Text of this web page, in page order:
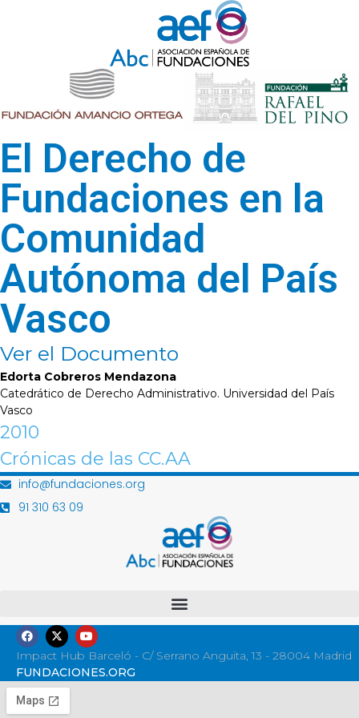
El Derecho de
Fundaciones en la
Comunidad
Autónoma del País
Vasco
Ver el Documento
Edorta Cobreros Mendazona
Catedrático de Derecho Administrativo. Universidad del País
Vasco
2010
Crónicas de las CC.AA
info@fundaciones.org
91 310 63 09
Impact Hub Barceló - C/ Serrano Anguita, 13 - 28004 Madrid
FUNDACIONES.ORG